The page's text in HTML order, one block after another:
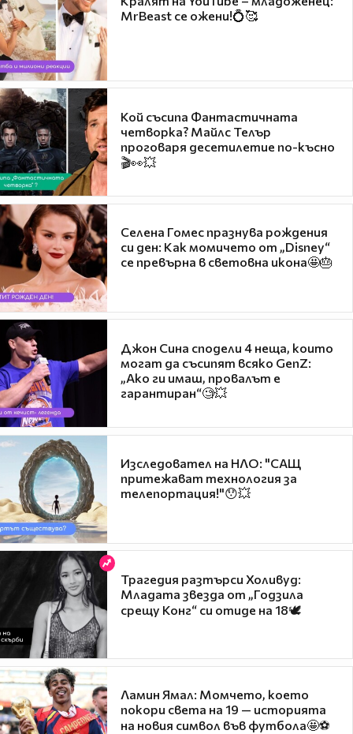
MrBeast се ожени!💍🥰
Кой съсипа Фантастичната
четворка? Майлс Телър
проговаря десетилетие по-късно
🎬👀💥
Селена Гомес празнува рождения
си ден: Как момичето от „Disney“
се превърна в световна икона🤩🎂
Джон Сина сподели 4 неща, които
могат да съсипят всяко GenZ:
„Ако ги имаш, провалът е
гарантиран“🧐💥
Изследовател на НЛО: "САЩ
притежават технология за
телепортация!"😯💥
Трагедия разтърси Холивуд:
Младата звезда от „Годзила
срещу Конг“ си отиде на 18🕊️
Ламин Ямал: Момчето, което
покори света на 19 — историята
на новия символ във футбола🤩⚽